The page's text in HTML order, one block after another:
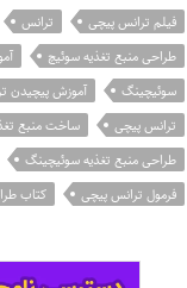
فیلم ترانس پیچی
ترانس
طراحی منبع تغذیه سوئیچ
سوئیچینگ
آموزش پیچیدن
ترانس پیچی
ساخت منبع
طراحی منبع تغذیه سوئیچینگ
فرمول ترانس پیچی
کتاب